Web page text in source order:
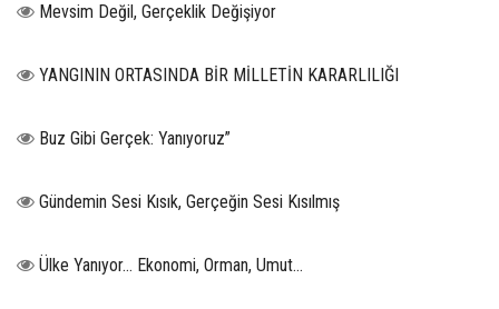
Mevsim Değil, Gerçeklik Değişiyor
YANGININ ORTASINDA BİR MİLLETİN KARARLILIĞI
Buz Gibi Gerçek: Yanıyoruz”
Gündemin Sesi Kısık, Gerçeğin Sesi Kısılmış
Ülke Yanıyor… Ekonomi, Orman, Umut…